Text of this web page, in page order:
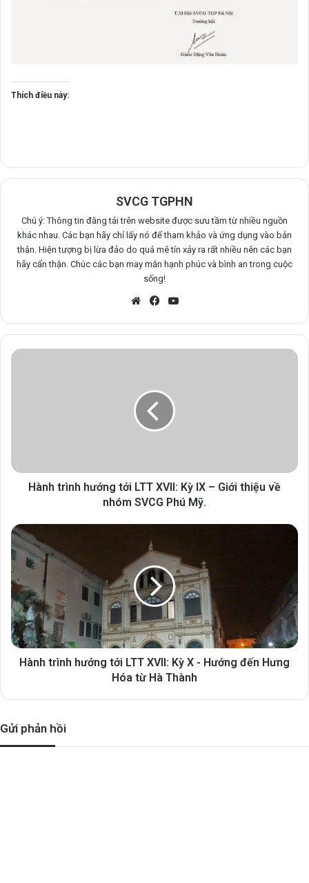
Thích điều này:
SVCG TGPHN
Chú ý: Thông tin đăng tải trên website được sưu tầm từ nhiều nguồn
khác nhau. Các bạn hãy chỉ lấy nó để tham khảo và ứng dụng vào bản
thân. Hiện tượng bị lừa đảo do quá mê tín xảy ra rất nhiều nên các bạn
hãy cẩn thận. Chúc các bạn may mắn hạnh phúc và bình an trong cuộc
sống!
WebsiteFacebook
Hành trình hướng tới LTT XVII: Kỳ IX – Giới thiệu về
nhóm SVCG Phú Mỹ.
Hành trình hướng tới LTT XVII: Kỳ X - Hướng đến Hưng
Hóa từ Hà Thành
Gửi phản hồi